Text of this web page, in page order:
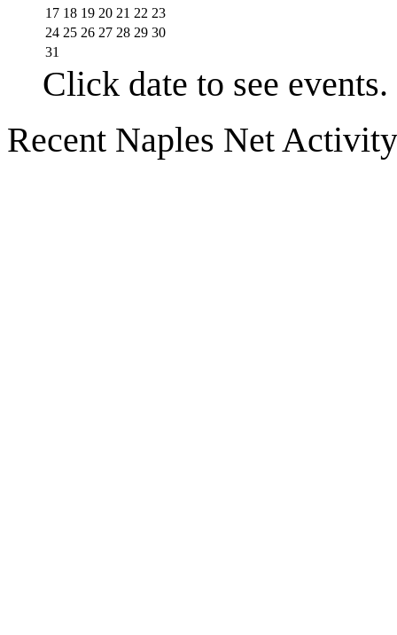
17 18 19 20 21 22 23
24 25 26 27 28 29 30
31
Click date to see events.
Recent Naples Net Activity